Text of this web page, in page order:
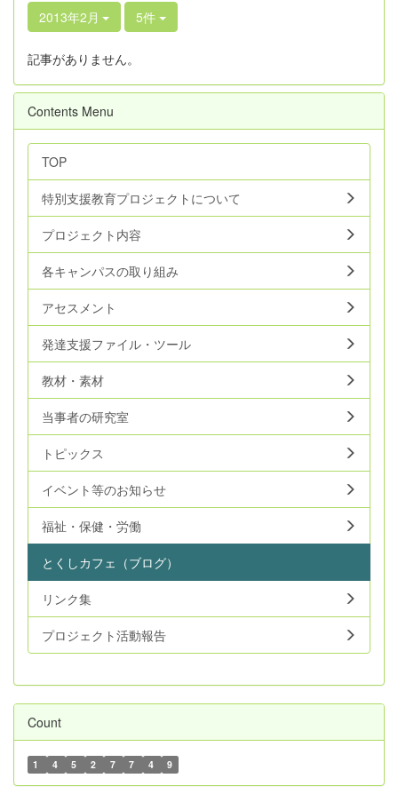
2013年2月 5件
記事がありません。
Contents Menu
TOP
特別支援教育プロジェクトについて
プロジェクト内容
各キャンパスの取り組み
アセスメント
発達支援ファイル・ツール
教材・素材
当事者の研究室
トピックス
イベント等のお知らせ
福祉・保健・労働
とくしカフェ（ブログ）
リンク集
プロジェクト活動報告
Count
1 4 5 2 7 7 4 9